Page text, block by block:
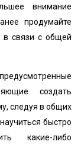
внимание
продумайте
в связи с общей
создать
следуя в общих
быстро
какие-либо